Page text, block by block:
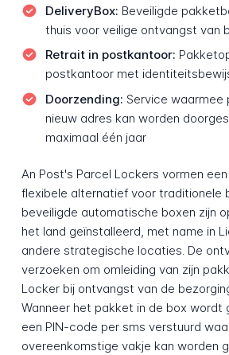
DeliveryBox: Beveiligde
thuis voor veilige ontvangst van
Retrait in postkantoor:
postkantoor met
Doorzending: Service waarmee
nieuw adres kan worden
maximaal één jaar
An Post's Parcel Lockers vormen
flexibele alternatief voor traditionele
beveiligde automatische boxen zijn
het land geïnstalleerd, met name in
andere strategische locaties. De
verzoeken om omleiding van zijn
Locker bij ontvangst van de
Wanneer het pakket in de box
een PIN-code per sms verstuurd
overeenkomstige vakje kan worden